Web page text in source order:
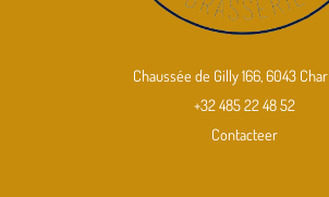
Chaussée de Gilly 166, 6043
+32 485 22 48 52
Contacteer